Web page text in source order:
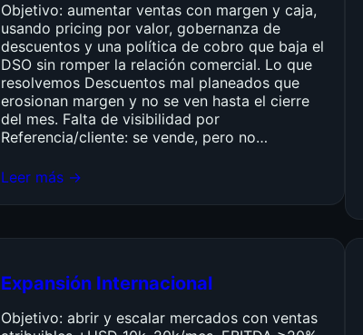
Objetivo: aumentar ventas con margen y caja,
usando pricing por valor, gobernanza de
descuentos y una política de cobro que baja el
DSO sin romper la relación comercial. Lo que
resolvemos Descuentos mal planeados que
erosionan margen y no se ven hasta el cierre
del mes. Falta de visibilidad por
Referencia/cliente: se vende, pero no…
Leer más →
Expansión Internacional
Objetivo: abrir y escalar mercados con ventas